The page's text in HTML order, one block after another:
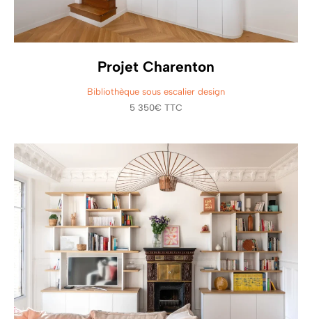
Projet Charenton
Bibliothèque sous escalier design
5 350€ TTC